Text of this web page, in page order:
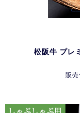
松阪牛 プレ
販売